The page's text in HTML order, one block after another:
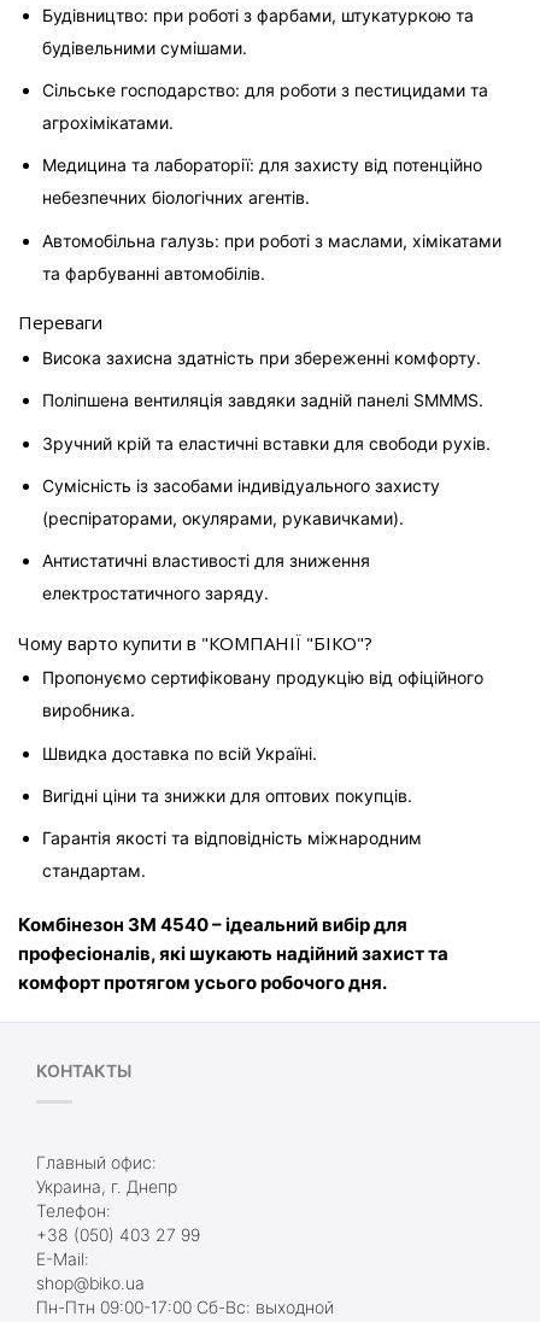
Будівництво: при роботі з фарбами, штукатуркою та
будівельними сумішами.
Сільське господарство: для роботи з пестицидами та
агрохімікатами.
Медицина та лабораторії: для захисту від потенційно
небезпечних біологічних агентів.
Автомобільна галузь: при роботі з маслами, хімікатами
та фарбуванні автомобілів.
Переваги
Висока захисна здатність при збереженні комфорту.
Поліпшена вентиляція завдяки задній панелі SMMMS.
Зручний крій та еластичні вставки для свободи рухів.
Сумісність із засобами індивідуального захисту
(респіраторами, окулярами, рукавичками).
Антистатичні властивості для зниження
електростатичного заряду.
Чому варто купити в "КОМПАНІЇ "БІКО"?
Пропонуємо сертифіковану продукцію від офіційного
виробника.
Швидка доставка по всій Україні.
Вигідні ціни та знижки для оптових покупців.
Гарантія якості та відповідність міжнародним
стандартам.
Комбінезон 3M 4540 – ідеальний вибір для
професіоналів, які шукають надійний захист та
комфорт протягом усього робочого дня.
КОНТАКТЫ
Главный офис:
Украина, г. Днепр
Телефон:
+38 (050) 403 27 99
E-Mail:
shop@biko.ua
Пн-Птн 09:00-17:00 Сб-Вс: выходной